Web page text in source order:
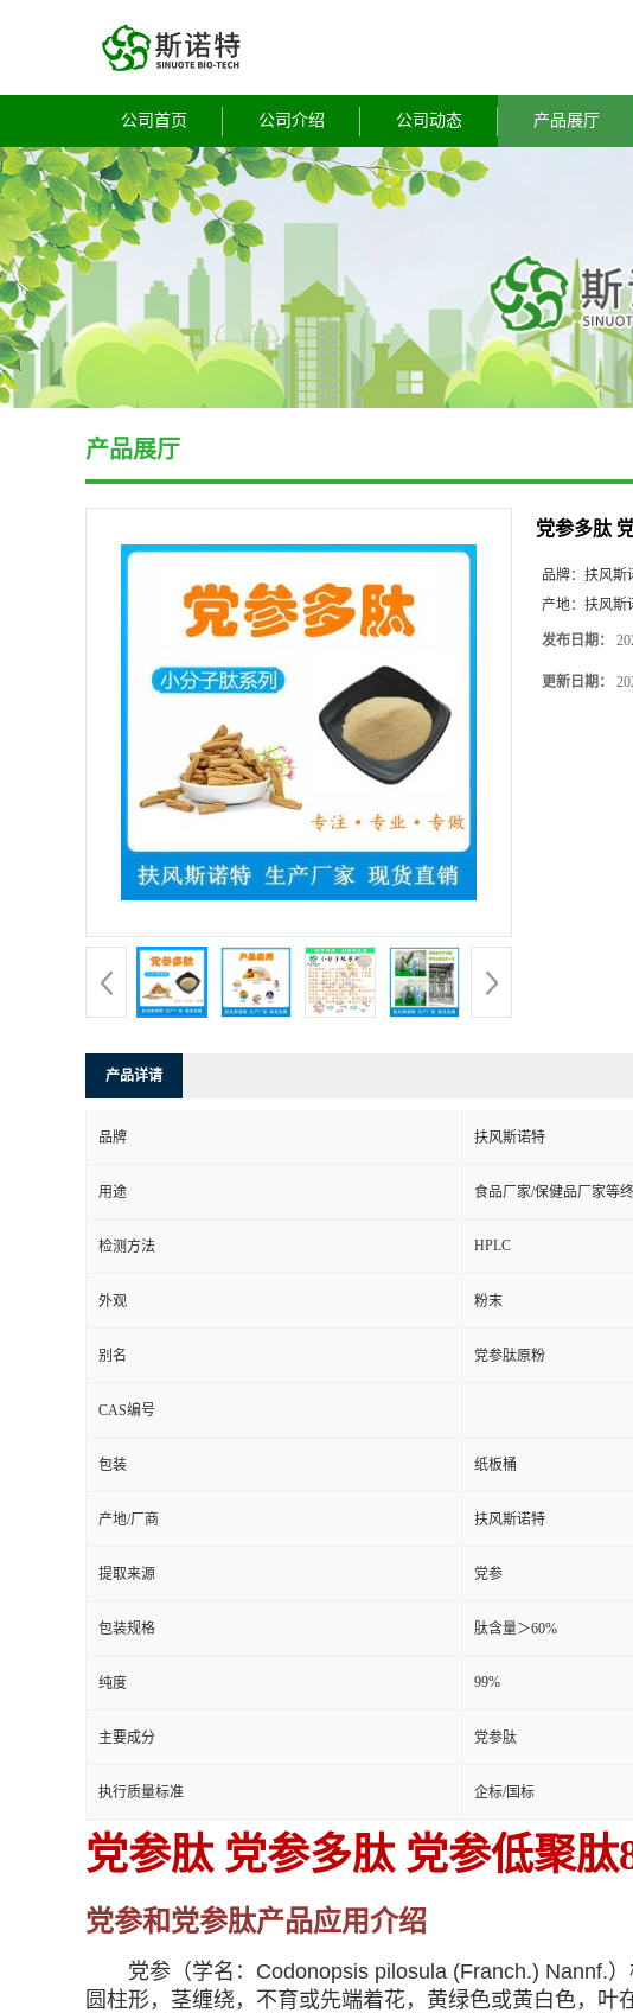
公司首页 公司介绍 公司动态 产品展厅
产品展厅
党参多肽
品牌： 扶风斯
产地： 扶风斯
发布日期：
更新日期：
产品详请
品牌 扶风斯诺特
用途 食品厂家/保健品厂家等
检测方法 HPLC
外观 粉末
别名 党参肽原粉
CAS编号
包装 纸板桶
产地/厂商 扶风斯诺特
提取来源 党参
包装规格 肽含量＞60%
纯度 99%
主要成分 党参肽
执行质量标准 企标/国标
党参肽 党参多肽 党参低聚
党参和党参肽产品应用介绍
党参（学名：Codonopsis pilosula (Franch.) Nannf.
圆柱形，茎缠绕，不育或先端着花，黄绿色或黄白色，